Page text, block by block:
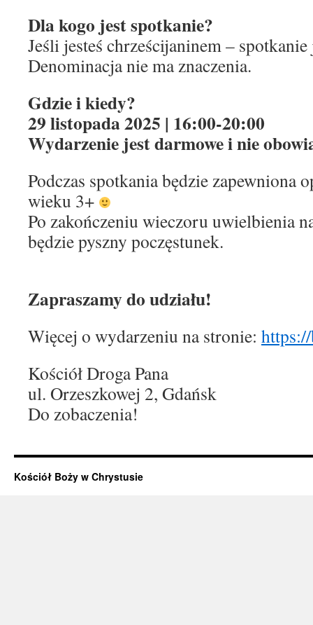
Dla kogo jest spotkanie?
Jeśli jesteś chrześcijaninem –
Denominacja nie ma znaczenia.
Gdzie i kiedy?
29 listopada 2025 | 16:00-20:00
Wydarzenie jest darmowe i nie
Podczas spotkania będzie zapewniona
wieku 3+
Po zakończeniu wieczoru uwielbienia
będzie pyszny poczęstunek.
Zapraszamy do udziału!
Więcej o wydarzeniu na stronie:
Kościół Droga Pana
ul. Orzeszkowej 2, Gdańsk
Do zobaczenia!
Kościół Boży w Chrystusie